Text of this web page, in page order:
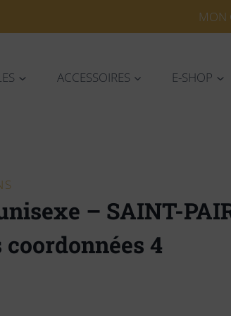
MON
ACCESSOIRES E-SHOP
– SAINT-
coordonnées 4